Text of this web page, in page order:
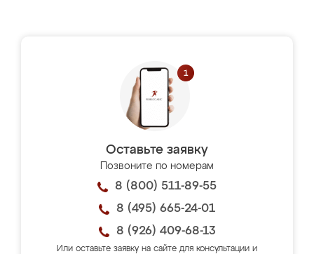
Оставьте заявку
Позвоните по номерам
8 (800) 511-89-55
8 (495) 665-24-01
8 (926) 409-68-13
Или оставьте заявку на сайте для консультации и